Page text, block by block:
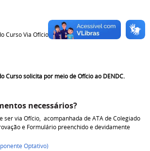
Curso Via Ofício (Memorando).
Curso solicita por meio de Ofício ao DENDC.
necessários?
ser via Ofício, acompanhada de ATA de Colegiado
e Formulário preenchido e devidamente
Optativo)